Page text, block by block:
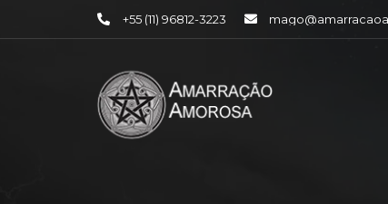
+55 (11) 96812-3223